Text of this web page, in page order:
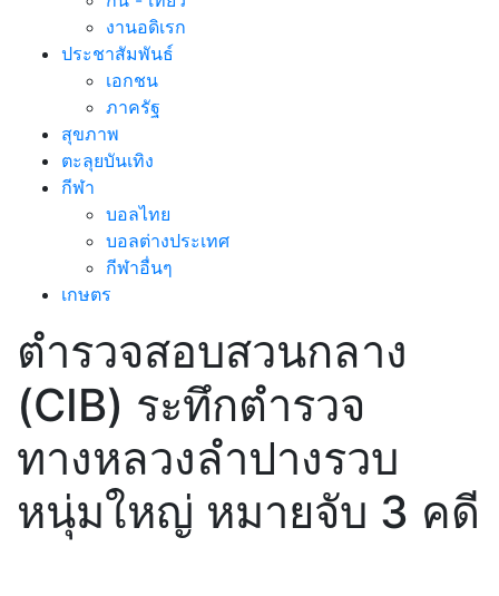
งานอดิเรก
ประชาสัมพันธ์
เอกชน
ภาครัฐ
สุขภาพ
ตะลุยบันเทิง
กีฬา
บอลไทย
บอลต่างประเทศ
กีฬาอื่นๆ
เกษตร
ตำรวจสอบสวนกลาง
(CIB) ระทึกตำรวจ
ทางหลวงลำปางรวบ
หนุ่มใหญ่ หมายจับ 3 คดี